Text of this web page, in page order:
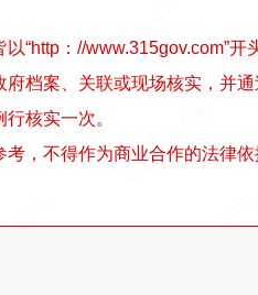
“http：//www.315gov.com”开
府档案、关联或现场核实，并
核实一次。
考，不得作为商业合作的法律